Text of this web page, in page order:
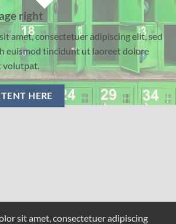
right
amet, consectetuer adipiscing elit, sed
euismod tincidunt ut laoreet dolore
volutpat.
HERE
sit amet, consectetuer adipiscing